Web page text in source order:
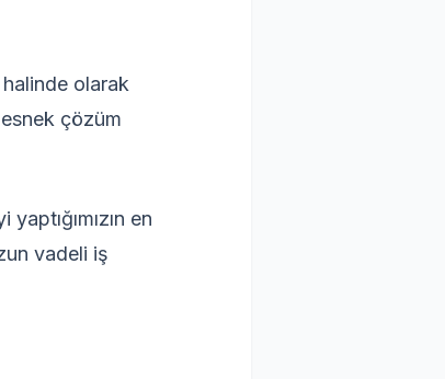
olarak
çözüm
en
vadeli iş